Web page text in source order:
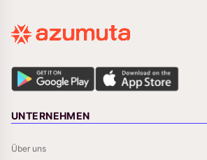
UNTERNEHMEN
Über uns